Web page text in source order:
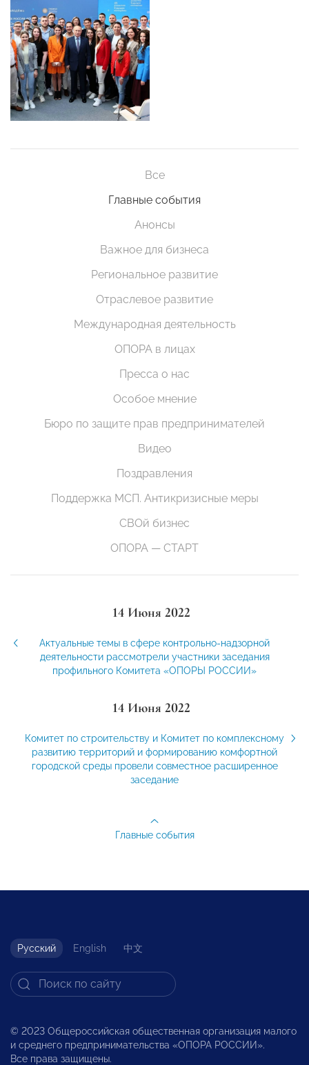
Все
Главные события
Анонсы
Важное для бизнеса
Региональное развитие
Отраслевое развитие
Международная деятельность
ОПОРА в лицах
Пресса о нас
Особое мнение
Бюро по защите прав предпринимателей
Видео
Поздравления
Поддержка МСП. Антикризисные меры
СВОй бизнес
ОПОРА — СТАРТ
14 Июня 2022
Актуальные темы в сфере контрольно-надзорной
деятельности рассмотрели участники заседания
профильного Комитета «ОПОРЫ РОССИИ»
14 Июня 2022
Комитет по строительству и Комитет по комплексному
развитию территорий и формированию комфортной
городской среды провели совместное расширенное
заседание
Главные события
Русский English 中文
© 2023 Общероссийская общественная организация малого
и среднего предпринимательства «ОПОРА РОССИИ».
Все права защищены.